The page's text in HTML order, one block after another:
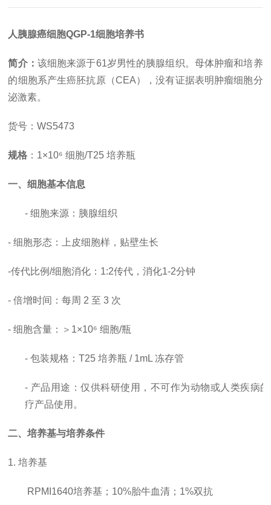
人胰腺癌细胞QGP-1细胞培养书
简介： 该细胞来源于61岁男性的胰腺组织。母体肿瘤和培养
的细胞系产生癌胚抗原（CEA），没有证据表明肿瘤细胞分
泌激素。
货号 ：WS5473
规格 ： 1×10⁶ 细胞/T25 培养瓶
一、细胞基本信息
- 细胞来源：胰腺组织
- 细胞形态：上皮细胞样，贴壁生长
-传代比例/细胞消化 ： 1:2传代，消化1-2分钟
-倍增时间 ：每周 2 至 3 次
- 细胞含量：＞1×10⁶ 细胞/瓶
- 包装规格：T25 培养瓶 / 1mL 冻存管
- 产品用途：仅供科研使用， 不可作为动物或人类疾病
疗产品使用。
二、培养基与培养条件
1. 培养基
RPMI1640培养基；10%胎牛血清；1%双抗